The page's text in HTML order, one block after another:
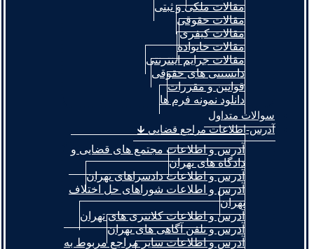
مقالات ملکی و ثبتی
مقالات حقوقی
مقالات کیفری
مقالات خانواده
مقالات جرایم اینترنتی
دانستنی های حقوقی
قوانین و مقررات
دانلود نمونه فرم ها
سوالات متداول
آدرس-اطلاعات مراجع قضایی 🡳
آدرس و اطلاعات مجتمع های قضایی و
دادگاه های تهران
آدرس و اطلاعات دادسراهای تهران
آدرس و اطلاعات شوراهای حل اختلاف
تهران
آدرس و اطلاعات کلانتری های تهران
آدرس و تلفن آگاهی های تهران
آدرس و اطلاعات سایر مراجع مربوط به